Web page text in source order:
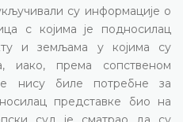
су информације о
с којима је подносилац
и земљама у којима су
иако, према сопственом
нису биле потребне за
представке био на